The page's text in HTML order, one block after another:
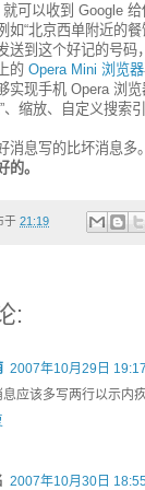
就可以收到 Google
如“北京西单附近的
送到这个好记的号码
的 Opera Mini 浏览器
实现手机 Opera 浏
、缩放、自定义搜索
消息写的比坏消息多。
的。
于 21:19
:
2007年10月29日
息应该多写两行以示内疚
2007年10月30日